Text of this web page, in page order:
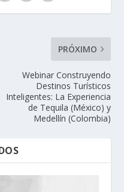
PRÓXIMO
Webinar Construyendo
Destinos Turísticos
Inteligentes: La Experiencia
de Tequila (México) y
Medellín (Colombia)